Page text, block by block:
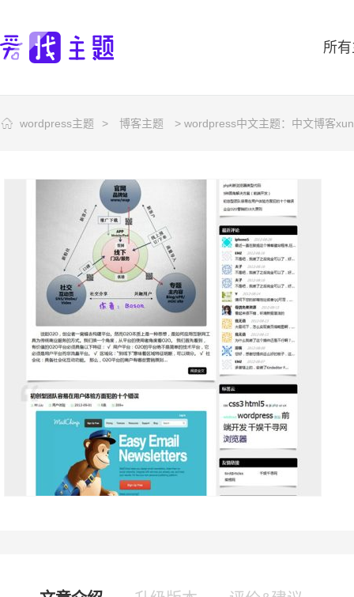
所
wordpress主题 > 博客主题 > wordpress中文主题：中文博客